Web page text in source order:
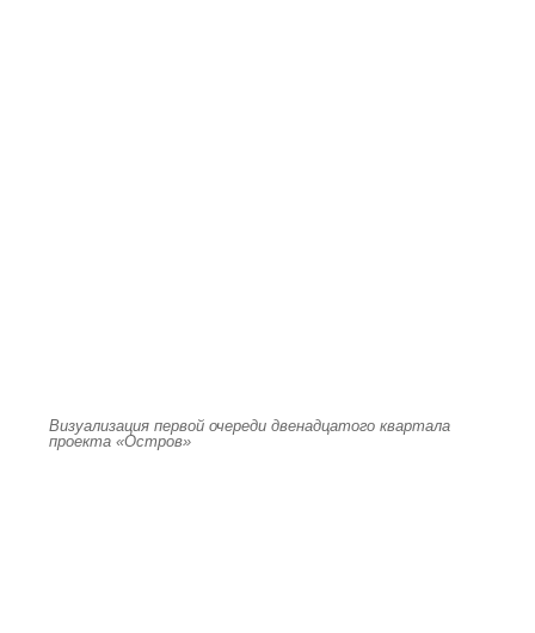
Визуализация первой очереди двенадцатого квартала
проекта «Остров»